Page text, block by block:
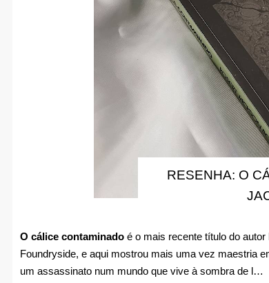
RESENHA: O
O cálice contaminado é o mais recente título do
Foundryside, e aqui mostrou mais uma vez maestria
um assassinato num mundo que vive à sombra de l…